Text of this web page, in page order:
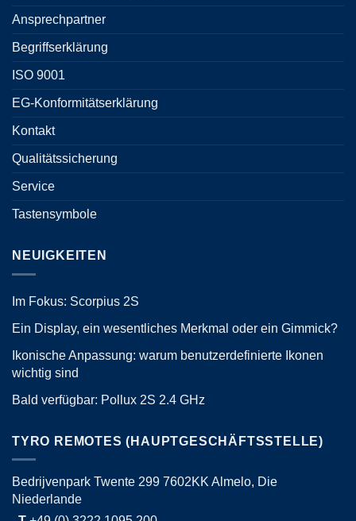
Ansprechpartner
Begriffserklärung
ISO 9001
EG-Konformitätserklärung
Kontakt
Qualitätssicherung
Service
Tastensymbole
NEUIGKEITEN
Im Fokus: Scorpius 2S
Ein Display, ein wesentliches Merkmal oder ein Gimmick?
Ikonische Anpassung: warum benutzerdefinierte Ikonen
wichtig sind
Bald verfügbar: Pollux 2S 2.4 GHz
TYRO REMOTES (HAUPTGESCHÄFTSSTELLE)
Bedrijvenpark Twente 299 7602KK Almelo, Die
Niederlande